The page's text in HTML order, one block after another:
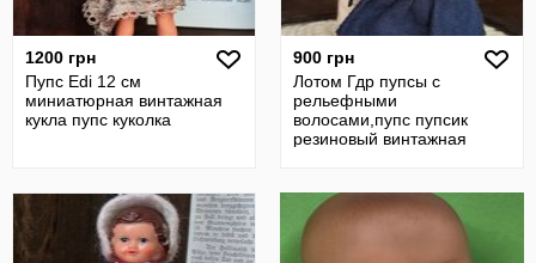
1200 грн
Пупс Edi 12 см
миниатюрная винтажная
кукла пупс куколка
900 грн
Лотом Гдр пупсы с
рельефными
волосами,пупс пупсик
резиновый винтажная